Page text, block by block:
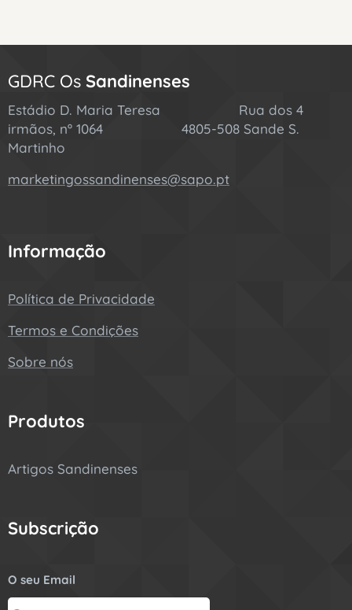
GDRC Os Sandinenses
Estádio D. Maria Teresa Rua dos 4
irmãos, nº 1064 4805-508 Sande S.
Martinho
marketingossandinenses@sapo.pt
Informação
Política de Privacidade
Termos e Condições
Sobre nós
Produtos
Artigos Sandinenses
Subscrição
O seu Email